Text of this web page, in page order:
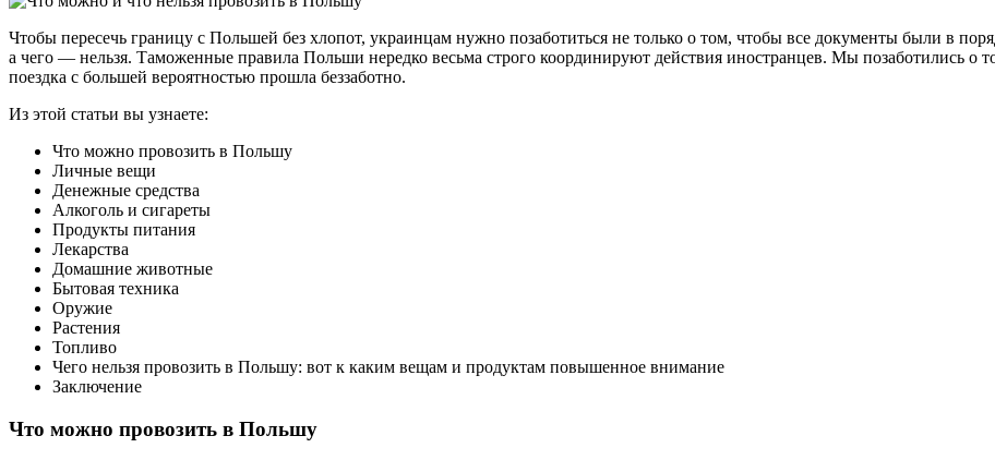
Чтобы пересечь границу с Польшей без хлопот, украинцам нужно позаботиться не только о том, чтобы все документы были в
а чего — нельзя. Таможенные правила Польши нередко весьма строго координируют действия иностранцев. Мы позаботились о
поездка с большей вероятностью прошла беззаботно.
Из этой статьи вы узнаете:
Что можно провозить в Польшу
Личные вещи
Денежные средства
Алкоголь и сигареты
Продукты питания
Лекарства
Домашние животные
Бытовая техника
Оружие
Растения
Топливо
Чего нельзя провозить в Польшу: вот к каким вещам и продуктам повышенное внимание
Заключение
Что можно провозить в Польшу